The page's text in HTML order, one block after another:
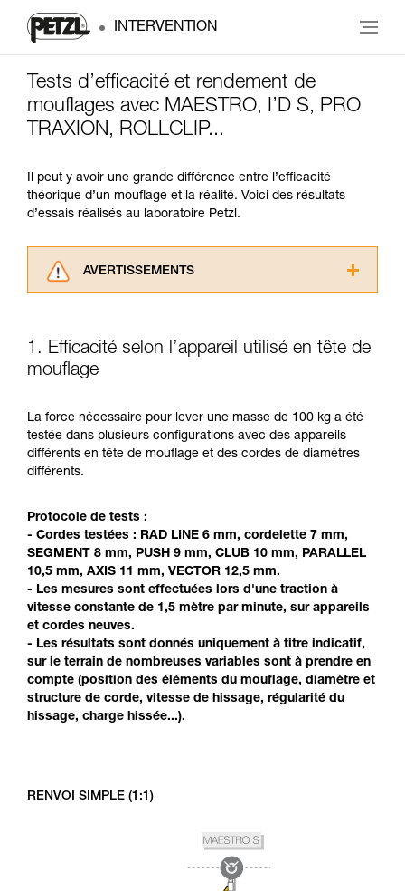
INTERVENTION
Tests d’efficacité et rendement de
mouflages avec MAESTRO, I’D S, PRO
TRAXION, ROLLCLIP...
Il peut y avoir une grande différence entre l’efficacité
théorique d’un mouflage et la réalité. Voici des résultats
d’essais réalisés au laboratoire Petzl.
AVERTISSEMENTS
consulter. Vous devez avoir compris les
informations de la notice technique pour
pouvoir comprendre ce complément
Maîtriser ces techniques nécessite une
formation et un entraînement spécifique. Validez
avec un professionnel votre capacité à refaire
liées à votre activité. Il peut en exister d’autres
que nous ne décrivons pas ici.
1. Efficacité selon l’appareil utilisé en tête de
mouflage
La force nécessaire pour lever une masse de 100 kg a été
testée dans plusieurs configurations avec des appareils
différents en tête de mouflage et des cordes de diamètres
différents.
Protocole de tests :
- Cordes testées : RAD LINE 6 mm, cordelette 7 mm,
SEGMENT 8 mm, PUSH 9 mm, CLUB 10 mm, PARALLEL
10,5 mm, AXIS 11 mm, VECTOR 12,5 mm.
- Les mesures sont effectuées lors d'une traction à
vitesse constante de 1,5 mètre par minute, sur appareils
et cordes neuves.
- Les résultats sont donnés uniquement à titre indicatif,
sur le terrain de nombreuses variables sont à prendre en
compte (position des éléments du mouflage, diamètre et
structure de corde, vitesse de hissage, régularité du
hissage, charge hissée...).
RENVOI SIMPLE (1:1)